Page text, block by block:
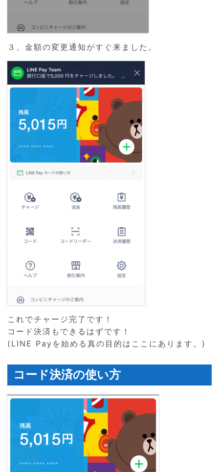
３、金額の変更通知がすぐ来ました。
これでチャージ完了です！
コード決済もできるはずです！
(LINE Payを始める真の目的はここにあります。)
コード決済の使い方